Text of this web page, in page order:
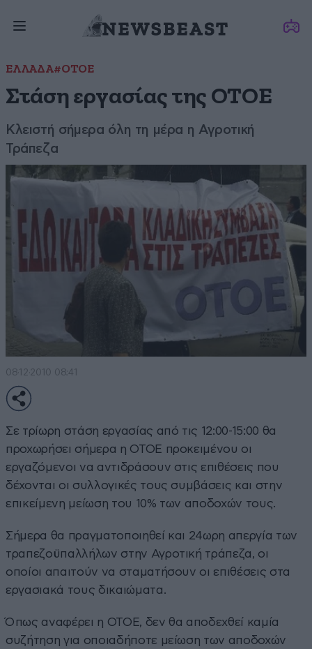
ΕΛΛΑΔΑ#ΟΤΟΕ
Στάση εργασίας της ΟΤΟΕ
Κλειστή σήμερα όλη τη μέρα η Αγροτική
Τράπεζα
08·12·2010 08:41
Σε τρίωρη στάση εργασίας από τις 12:00-15:00 θα
προχωρήσει σήμερα η ΟΤΟΕ προκειμένου οι
εργαζόμενοι να αντιδράσουν στις επιθέσεις που
δέχονται οι συλλογικές τους συμβάσεις και στην
επικείμενη μείωση του 10% των αποδοχών τους.
Σήμερα θα πραγματοποιηθεί και 24ωρη απεργία των
τραπεζοϋπαλλήλων στην Αγροτική τράπεζα, οι
οποίοι απαιτούν να σταματήσουν οι επιθέσεις στα
εργασιακά τους δικαιώματα.
Όπως αναφέρει η ΟΤΟΕ, δεν θα αποδεχθεί καμία
συζήτηση για οποιαδήποτε μείωση των αποδοχών